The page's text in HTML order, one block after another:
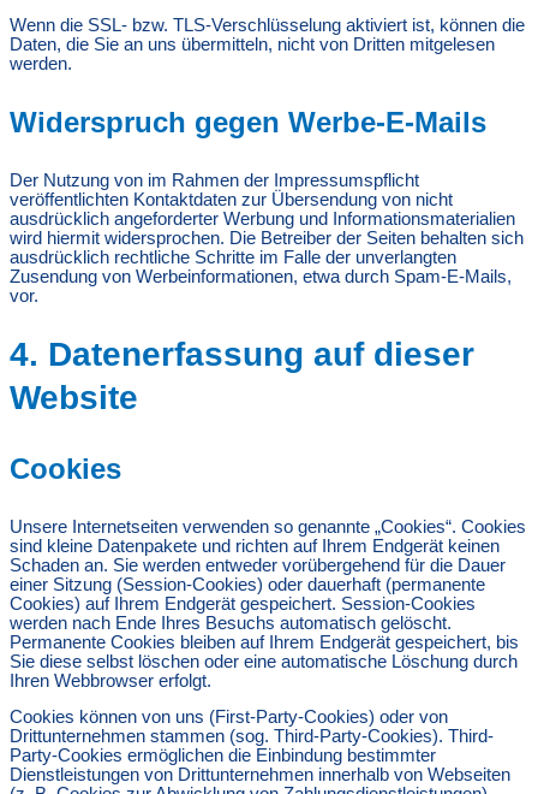
Wenn die SSL- bzw. TLS-Verschlüsselung aktiviert ist, können die
Daten, die Sie an uns übermitteln, nicht von Dritten mitgelesen
werden.
Widerspruch gegen Werbe-E-Mails
Der Nutzung von im Rahmen der Impressumspflicht
veröffentlichten Kontaktdaten zur Übersendung von nicht
ausdrücklich angeforderter Werbung und Informationsmaterialien
wird hiermit widersprochen. Die Betreiber der Seiten behalten sich
ausdrücklich rechtliche Schritte im Falle der unverlangten
Zusendung von Werbeinformationen, etwa durch Spam-E-Mails,
vor.
4. Datenerfassung auf dieser
Website
Cookies
Unsere Internetseiten verwenden so genannte „Cookies“. Cookies
sind kleine Datenpakete und richten auf Ihrem Endgerät keinen
Schaden an. Sie werden entweder vorübergehend für die Dauer
einer Sitzung (Session-Cookies) oder dauerhaft (permanente
Cookies) auf Ihrem Endgerät gespeichert. Session-Cookies
werden nach Ende Ihres Besuchs automatisch gelöscht.
Permanente Cookies bleiben auf Ihrem Endgerät gespeichert, bis
Sie diese selbst löschen oder eine automatische Löschung durch
Ihren Webbrowser erfolgt.
Cookies können von uns (First-Party-Cookies) oder von
Drittunternehmen stammen (sog. Third-Party-Cookies). Third-
Party-Cookies ermöglichen die Einbindung bestimmter
Dienstleistungen von Drittunternehmen innerhalb von Webseiten